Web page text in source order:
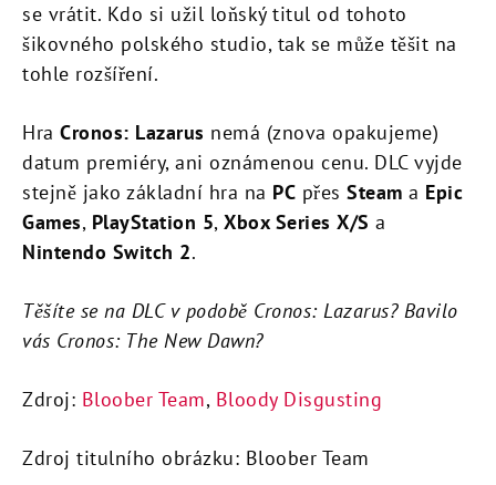
se vrátit. Kdo si užil loňský titul od tohoto
šikovného polského studio, tak se může těšit na
tohle rozšíření.
Hra Cronos: Lazarus nemá (znova opakujeme)
datum premiéry, ani oznámenou cenu. DLC vyjde
stejně jako základní hra na PC přes Steam a Epic
Games, PlayStation 5, Xbox Series X/S a
Nintendo Switch 2.
Těšíte se na DLC v podobě Cronos: Lazarus? Bavilo
vás Cronos: The New Dawn?
Zdroj: Bloober Team, Bloody Disgusting
Zdroj titulního obrázku: Bloober Team